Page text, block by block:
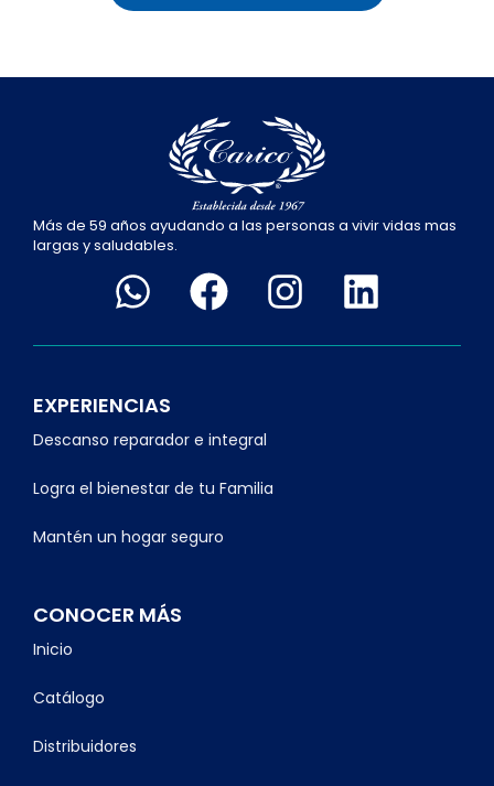
Más de 59 años ayudando a las personas a vivir vidas mas
largas y saludables.
EXPERIENCIAS
Descanso reparador e integral
Logra el bienestar de tu Familia
Mantén un hogar seguro
CONOCER MÁS
Inicio
Catálogo
Distribuidores